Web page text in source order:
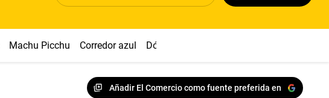
Machu Picchu Corredor azul Dólar
Añadir El Comercio como fuente preferida en